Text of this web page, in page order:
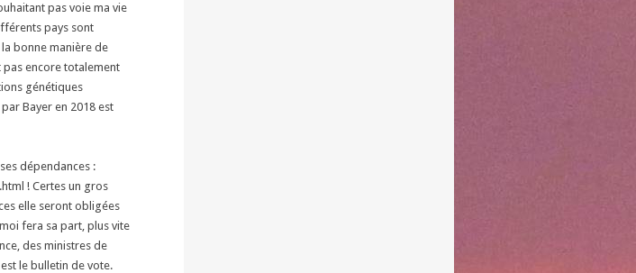
pas voie ma vie
pays sont
bonne manière de
pas encore totalement
génétiques
Bayer en 2018 est
dépendances :
! Certes un gros
elle seront obligées
fera sa part, plus vite
des ministres de
le bulletin de vote.